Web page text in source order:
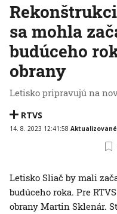
sa mohla
budúceho
obrany
Letisko pripravujú na
RTVS
14. 8. 2023 12:41:58
Letisko Sliač by mali
budúceho roka. Pre
obrany Martin Sklenár.